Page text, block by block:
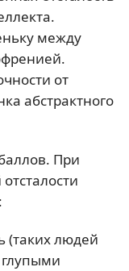
между
от
абстрактного
При
(таких людей